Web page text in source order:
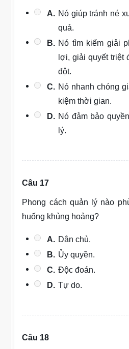
A. Nó giúp tránh né
quả.
B. Nó tìm kiếm giải
lợi, giải quyết triệt
đột.
C. Nó nhanh chóng
kiệm thời gian.
D. Nó đảm bảo
lý.
Câu 17
Phong cách quản lý nào
huống khủng hoảng?
A. Dân chủ.
B. Ủy quyền.
C. Độc đoán.
D. Tự do.
Câu 18